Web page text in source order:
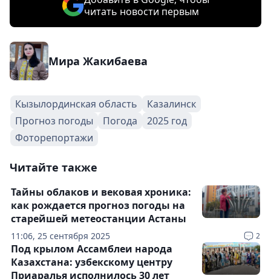
читать новости первым
Мира Жакибаева
Кызылординская область
Казалинск
Прогноз погоды
Погода
2025 год
Фоторепортажи
Читайте также
11:06, 25 сентября 2025 2
Тайны облаков и вековая хроника:
как рождается прогноз погоды на
старейшей метеостанции Астаны
Под крылом Ассамблеи народа
Казахстана: узбекскому центру
Приаралья исполнилось 30 лет